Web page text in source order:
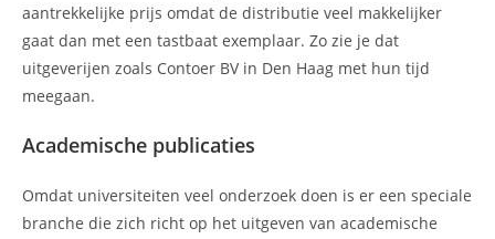
aantrekkelijke prijs omdat de distributie veel makkelijker
gaat dan met een tastbaat exemplaar. Zo zie je dat
uitgeverijen zoals Contoer BV in Den Haag met hun tijd
meegaan.
Academische publicaties
Omdat universiteiten veel onderzoek doen is er een speciale
branche die zich richt op het uitgeven van academische